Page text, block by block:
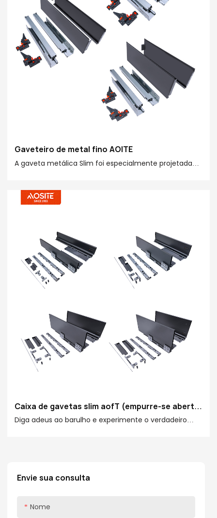
Envie sua consulta
Nome
Gaveteiro de metal fino AOITE
A gaveta metálica Slim foi especialmente projetada
com diversos estilos e é fácil de instalar, tornando o
armazenamento mais eficiente e deixando sua casa
Caixa de gavetas slim aofT (empurre-se aberta
& fechado suave)
Diga adeus ao barulho e experimente o verdadeiro